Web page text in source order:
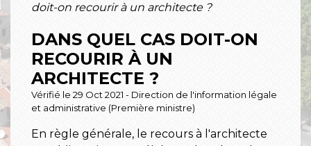
doit-on recourir à un architecte ?
DANS QUEL CAS DOIT-ON
RECOURIR À UN
ARCHITECTE ?
Vérifié le 29 Oct 2021 - Direction de l'information légale
et administrative (Première ministre)
En règle générale, le recours à l'architecte